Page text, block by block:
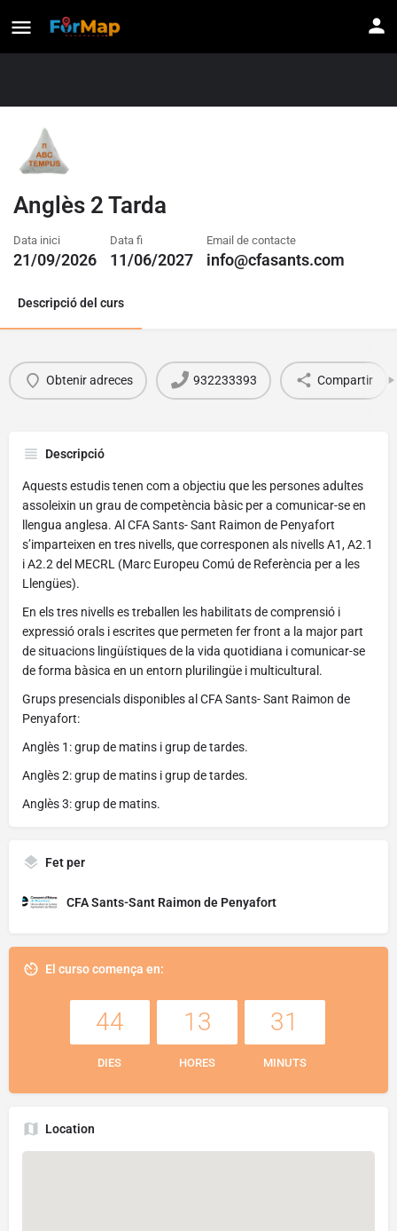
Anglès 2 Tarda
Data inici
21/09/2026
Data fi
11/06/2027
Email de contacte
info@cfasants.com
Descripció del curs
Obtenir adreces 932233393 Compartir
Descripció
Aquests estudis tenen com a objectiu que les persones adultes
assoleixin un grau de competència bàsic per a comunicar-se en
llengua anglesa. Al CFA Sants- Sant Raimon de Penyafort
s’imparteixen en tres nivells, que corresponen als nivells A1, A2.1
i A2.2 del MECRL (Marc Europeu Comú de Referència per a les
Llengües).
En els tres nivells es treballen les habilitats de comprensió i
expressió orals i escrites que permeten fer front a la major part
de situacions lingüístiques de la vida quotidiana i comunicar-se
de forma bàsica en un entorn plurilingüe i multicultural.
Grups presencials disponibles al CFA Sants- Sant Raimon de
Penyafort:
Anglès 1: grup de matins i grup de tardes.
Anglès 2: grup de matins i grup de tardes.
Anglès 3: grup de matins.
Fet per
CFA Sants-Sant Raimon de Penyafort
El curso comença en:
44
DIES
13
HORES
31
MINUTS
Location